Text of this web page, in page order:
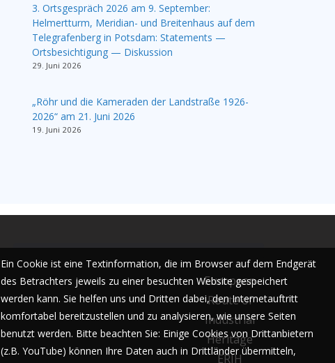
3. Ortsgespräch 2026 am 9. September:
Helmertturm, Meridian- und Breitenhaus auf dem
Telegrafenberg in Potsdam: Statements —
Ortsbesichtigung — Diskussion
29. Juni 2026
„Röhr und die Kameraden der Landstraße 1926-
2026“ am 21. Juni 2026
19. Juni 2026
European
Route of
Industrial
Heritage
ERIH
Ein Cookie ist eine Textinformation, die im Browser auf dem Endgerät
des Betrachters jeweils zu einer besuchten Website gespeichert
werden kann. Sie helfen uns und Dritten dabei, den Internetauftritt
komfortabel bereitzustellen und zu analysieren, wie unsere Seiten
benutzt werden. Bitte beachten Sie: Einige Cookies von Drittanbietern
(z.B. YouTube) können Ihre Daten auch in Drittländer übermitteln,